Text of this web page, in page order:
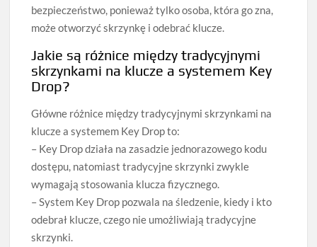
bezpieczeństwo, ponieważ tylko osoba, która go zna,
może otworzyć skrzynkę i odebrać klucze.
Jakie są różnice między tradycyjnymi
skrzynkami na klucze a systemem Key
Drop?
Główne różnice między tradycyjnymi skrzynkami na
klucze a systemem Key Drop to:
– Key Drop działa na zasadzie jednorazowego kodu
dostępu, natomiast tradycyjne skrzynki zwykle
wymagają stosowania klucza fizycznego.
– System Key Drop pozwala na śledzenie, kiedy i kto
odebrał klucze, czego nie umożliwiają tradycyjne
skrzynki.